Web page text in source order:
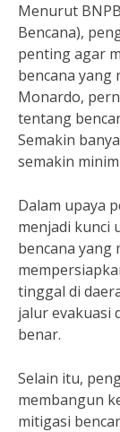
Menurut
Bencana),
penting agar
bencana yang
Monardo,
tentang
Semakin
semakin
Dalam upaya
menjadi kunci
bencana yang
tinggal di
jalur evakuasi
benar.
Selain itu,
membangun
mitigasi